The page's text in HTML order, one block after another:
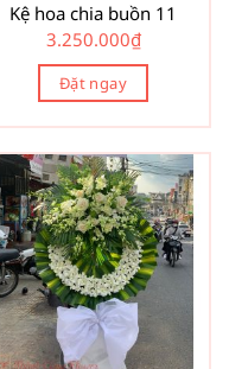
Kệ hoa chia buồn 11
3.250.000₫
Đặt ngay